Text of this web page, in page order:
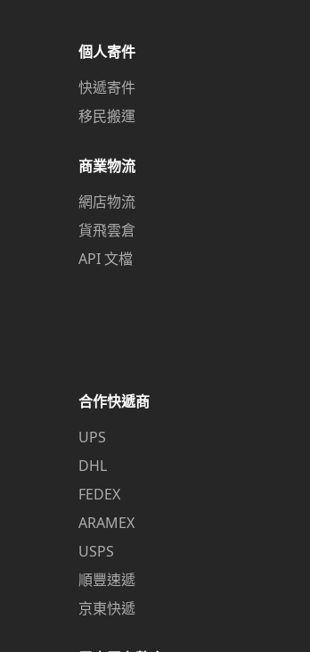
個人寄件
快遞寄件
移民搬運
商業物流
網店物流
貨飛雲倉
API 文檔
合作快遞商
UPS
DHL
FEDEX
ARAMEX
USPS
順豐速遞
京東快遞